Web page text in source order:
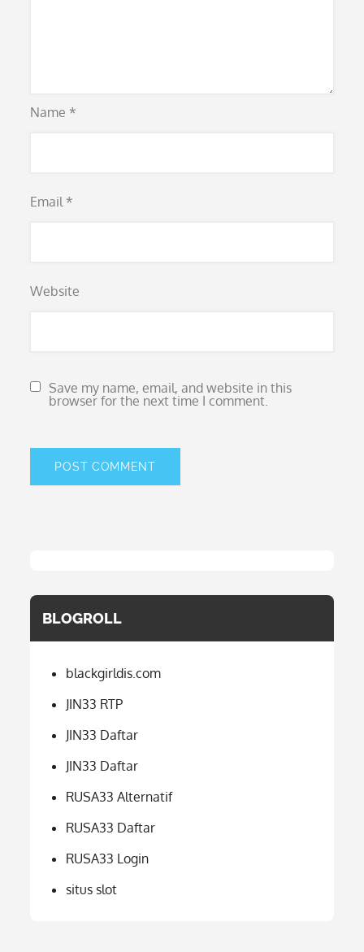
Name *
Email *
Website
Save my name, email, and website in this
browser for the next time I comment.
BLOGROLL
blackgirldis.com
JIN33 RTP
JIN33 Daftar
JIN33 Daftar
RUSA33 Alternatif
RUSA33 Daftar
RUSA33 Login
situs slot